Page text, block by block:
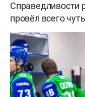
Справедливости
провёл всего